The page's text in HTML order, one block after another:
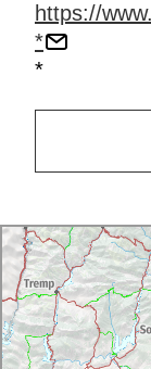
https://
*
*